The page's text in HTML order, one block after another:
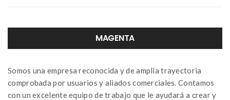
MAGENTA
Somos una empresa reconocida y de amplia trayectoria
comprobada por usuarios y aliados comerciales. Contamos
con un excelente equipo de trabajo que le ayudará a crear y